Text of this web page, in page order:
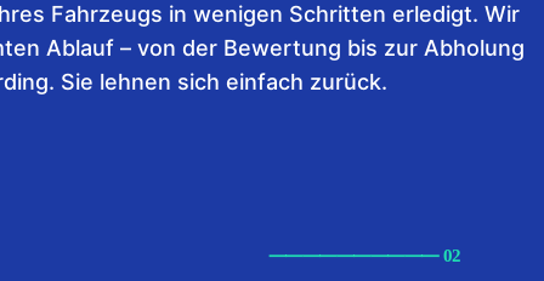
Fahrzeugs in wenigen Schritten erledigt. Wir
Ablauf – von der Bewertung bis zur Abholung
Sie lehnen sich einfach zurück.
⸺⸺⸺⸺⸺ 02